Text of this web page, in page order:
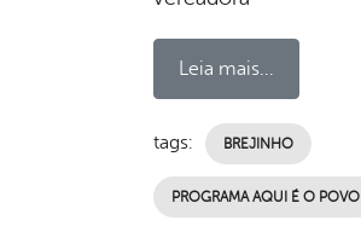
Leia mais...
tags: BREJINHO
PROGRAMA AQUI É O POVO